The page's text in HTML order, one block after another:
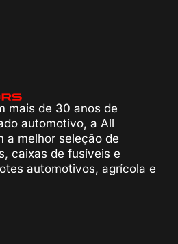
mais de 30 anos de
automotivo, a All
a melhor seleção de
caixas de fusíveis e
automotivos, agrícola e